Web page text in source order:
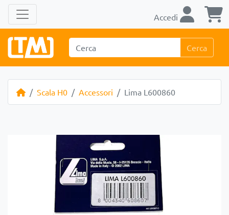
Accedi
Cerca
Scala H0 Accessori Lima L600860